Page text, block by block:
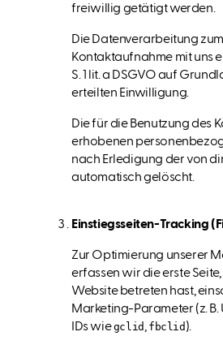
freiwillig getätigt werden.
Die Datenverarbeitung
Kontaktaufnahme mit uns
S. 1 lit. a DSGVO auf
erteilten Einwilligung.
Die für die Benutzung des
erhobenen
nach Erledigung der von
automatisch gelöscht.
Einstiegsseiten-Tracking
Zur Optimierung unserer
erfassen wir die erste
Website betreten hast,
Marketing-Parameter (z.
IDs wiegclid fbclid ).